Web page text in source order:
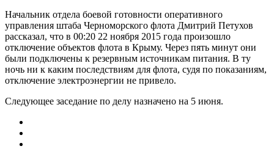
Начальник отдела боевой готовности оперативного
управления штаба Черноморского флота Дмитрий Петухов
рассказал, что в 00:20 22 ноября 2015 года произошло
отключение объектов флота в Крыму. Через пять минут они
были подключены к резервным источникам питания. В ту
ночь ни к каким последствиям для флота, судя по показаниям,
отключение электроэнергии не привело.
Следующее заседание по делу назначено на 5 июня.